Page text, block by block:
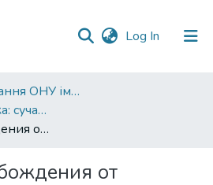
Log In (current)
Наукові видання ОНУ імені І. І. Мечникова
Ринкова економіка: сучасна теорія і практика управління
Условия освобождения от ответственности за неисполнение договорных обязательств в коммерческой практике
от